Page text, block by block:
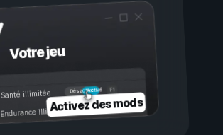
Votre jeu
Activé
Désactivé
Santé illimitée
Endurance illimitéeActivez des mods